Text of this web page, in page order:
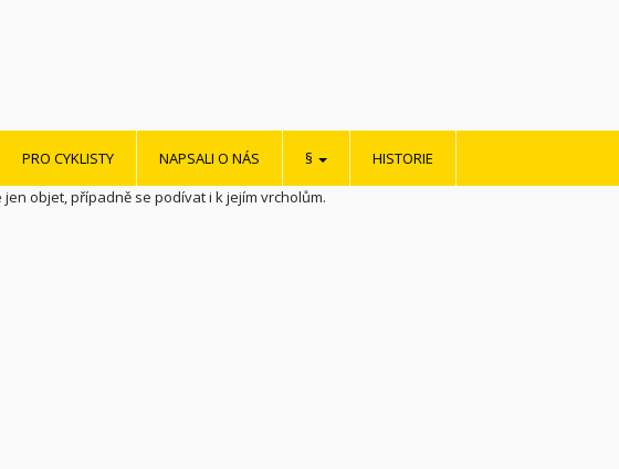
PRO CYKLISTY NAPSALI O NÁS §
HISTORIE
objet, případně se podívat i k jejím vrcholům.